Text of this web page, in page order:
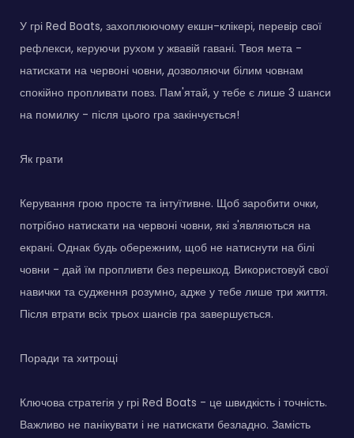
У грі Red Boats, захоплюючому екшн-клікері, перевір свої
рефлекси, керуючи рухом у жвавій гавані. Твоя мета -
натискати на червоні човни, дозволяючи білим човнам
спокійно пропливати повз. Пам'ятай, у тебе є лише 3 шанси
на помилку - після цього гра закінчується!
Як грати
Керування грою просте та інтуїтивне. Щоб заробити очки,
потрібно натискати на червоні човни, які з'являються на
екрані. Однак будь обережним, щоб не натиснути на білі
човни - дай їм пропливти без перешкод. Використовуй свої
навички та судження розумно, адже у тебе лише три життя.
Після втрати всіх трьох шансів гра завершується.
Поради та хитрощі
Ключова стратегія у грі Red Boats - це швидкість і точність.
Важливо не панікувати і не натискати безладно. Замість